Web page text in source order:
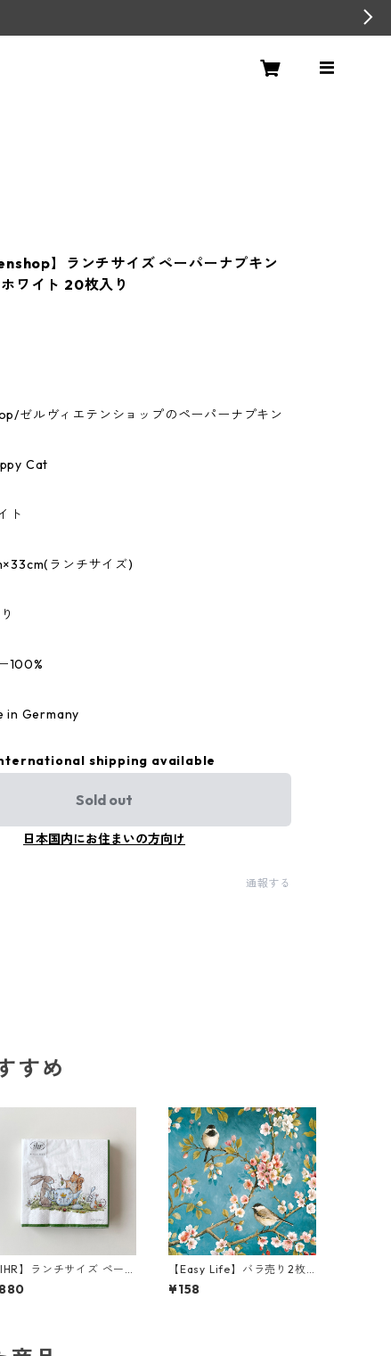
】ランチサイズ ペーパーナプキン
ワイト 20枚入り
ゼルヴィエテンショップのペーパーナプキン
Cat
ト
ランチサイズ)
100%
in Germany
shipping available
Sold out
日本国内にお住まいの方向け
通報する
すめ
IHR】ランチサイズ ペーパ
プキン TEA TIME ホワ
ト Anita Jeram 20枚入
【Easy Life】バラ売り2枚
ランチサイズ ペーパーナプ
キン BLOSSOM ブルー
¥158